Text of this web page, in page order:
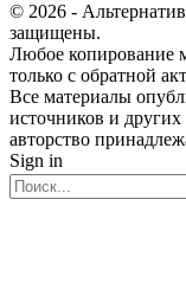
© 2026 -
защищены.
Любое копирование
только с обратной
Все материалы
источников и других
авторство
Sign in